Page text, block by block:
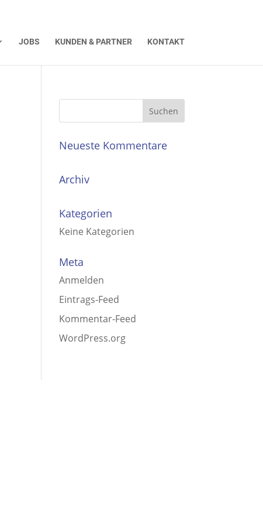
JOBS KUNDEN & PARTNER KONTAKT
Neueste Kommentare
Archiv
Kategorien
Keine Kategorien
Meta
Anmelden
Eintrags-Feed
Kommentar-Feed
WordPress.org